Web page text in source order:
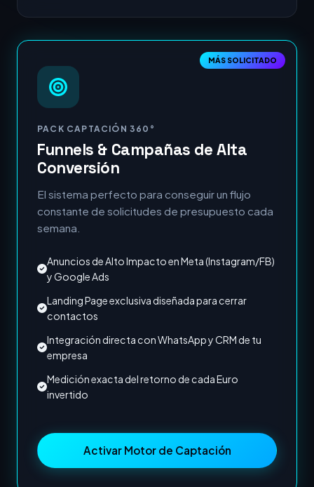
MÁS SOLICITADO
PACK CAPTACIÓN 360°
Funnels & Campañas de Alta
Conversión
El sistema perfecto para conseguir un flujo
constante de solicitudes de presupuesto cada
semana.
Anuncios de Alto Impacto en Meta (Instagram/FB)
y Google Ads
Landing Page exclusiva diseñada para cerrar
contactos
Integración directa con WhatsApp y CRM de tu
empresa
Medición exacta del retorno de cada Euro
invertido
Activar Motor de Captación